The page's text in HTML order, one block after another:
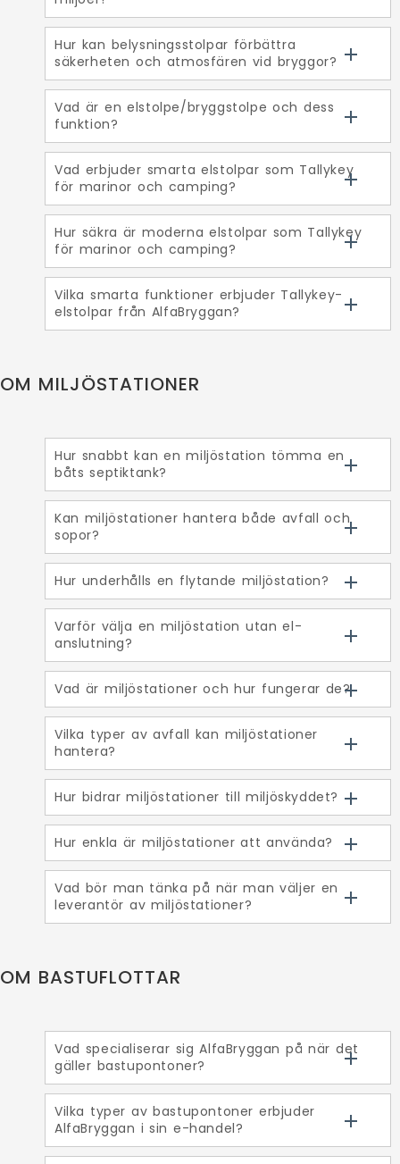
Hur kan belysningsstolpar förbättra
säkerheten och atmosfären vid bryggor?
Vad är en elstolpe/bryggstolpe och dess
funktion?
Vad erbjuder smarta elstolpar som Tallykey
för marinor och camping?
Hur säkra är moderna elstolpar som Tallykey
för marinor och camping?
Vilka smarta funktioner erbjuder Tallykey-
elstolpar från AlfaBryggan?
OM MILJÖSTATIONER
Hur snabbt kan en miljöstation tömma en
båts septiktank?
Kan miljöstationer hantera både avfall och
sopor?
Hur underhålls en flytande miljöstation?
Varför välja en miljöstation utan el-
anslutning?
Vad är miljöstationer och hur fungerar de?
Vilka typer av avfall kan miljöstationer
hantera?
Hur bidrar miljöstationer till miljöskyddet?
Hur enkla är miljöstationer att använda?
Vad bör man tänka på när man väljer en
leverantör av miljöstationer?
OM BASTUFLOTTAR
Vad specialiserar sig AlfaBryggan på när det
gäller bastupontoner?
Vilka typer av bastupontoner erbjuder
AlfaBryggan i sin e-handel?